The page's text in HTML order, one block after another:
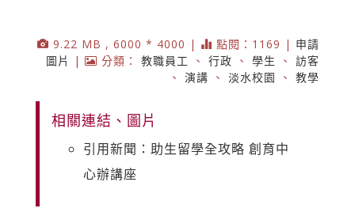
9.22 MB , 6000 * 4000 | 點閱：1169 | 申請
圖片
| 分類： 教職員工 、 行政 、 學生 、 訪客
、 演講 、 淡水校園 、 教學
相關連結、圖片
引用新聞：助生留學全攻略 創育中
心辦講座